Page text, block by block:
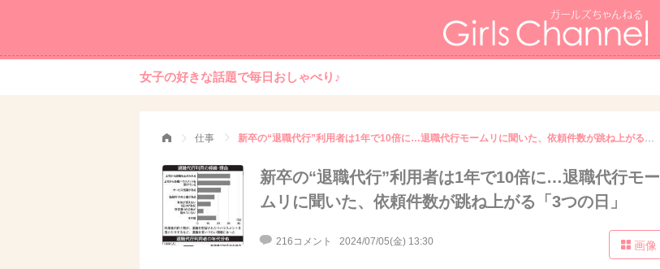
女子の好きな話題で毎日おしゃべり♪
仕事 新卒の“退職代行”利用者は1年で10倍に…退職代行モームリに聞いた、依頼件数が跳ね上がる「3つの日」
新卒の“退職代行”利用者は1年で10倍に…退職代行モー
ムリに聞いた、依頼件数が跳ね上がる「3つの日」
216コメント 2024/07/05(金) 13:30 画像